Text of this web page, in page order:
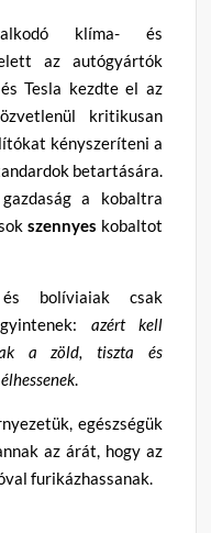
klíma- és
az autógyártók
Tesla kezdte el az
kritikusan
kényszeríteni a
betartására.
a kobaltra
szennyes kobaltot
bolíviaiak csak
azért kell
a zöld, tiszta és
élhessenek.
egészségük
az árát, hogy az
furikázhassanak.